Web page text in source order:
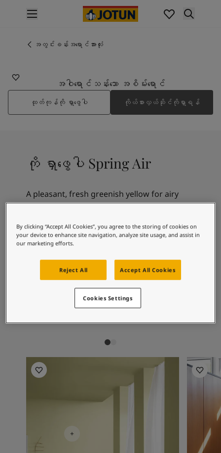
အတွင်းပိုင်းဆေးသုတ်ခြင်း
အိမ်အပြင်သုတ်ဆေးအမျိုးအစားများ
အရောင်များ
Interior Paint Colours
အတွင်းခန်းအရောင်အားလုံး
Colour Tools
အတွင်းခန်းအတွက် အတုယူစရာအသွင်အပြင်များ
စိတ်ကူးယဉ်မှုဖြင့်နေထိုင်မှု
ဆောင်းပါးများ
သင့်အိမ်အားဆေးဖြင့်အလှဆင်ပါ
ကိုယ်စားလှယ်ဆိုင်ကိုရှာရန်
စာရွက်စာတမ်းထုတ်ကုန်
နည်းပညာဆိုင်ရာအချက်အလက်များ
Soulful Spaces - Jotun မှ နောက်ဆုံးထွက်ရှိထားသော အရောင်ချပ်အသစ်
အတွင်းခန်းအရောင်အားလုံး
အဝါရောင်သန်းသော အစိမ်းရောင်
ထုတ်ကုန်ကို ရှာဖွေပါ ကိုယ်စားလှယ်ဆိုင်ကိုရှာရန်
ကို ရှာဖွေပါ Spring Air
A pleasant, fresh greenish yellow for airy
atmosphere.
အကြံပြုထားသော အရောင်ပေါင်းစပ်
မှုများ
Local Green
JOTUN 8087 SPRING AIR 2 JOTUN
By clicking “Accept All Cookies”, you agree to the storing of cookies on
your device to enhance site navigation, analyze site usage, and assist in
our marketing efforts.
Reject All Accept All Cookies
Cookies Settings